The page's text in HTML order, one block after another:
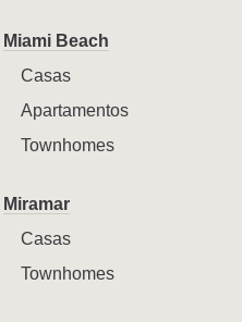
Miami Beach
Casas
Apartamentos
Townhomes
Miramar
Casas
Townhomes